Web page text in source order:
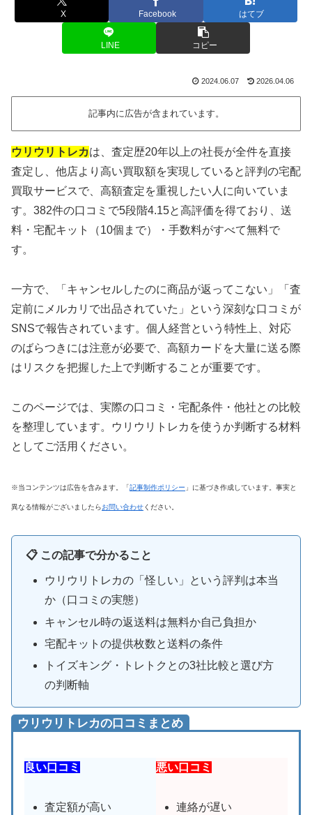
X Facebook はてブ
LINE コピー
2024.06.07 2026.04.06
記事内に広告が含まれています。
ウリウリトレカは、査定歴20年以上の社長が全件を直接
査定し、他店より高い買取額を実現していると評判の宅配
買取サービスで、高額査定を重視したい人に向いていま
す。382件の口コミで5段階4.15と高評価を得ており、送
料・宅配キット（10個まで）・手数料がすべて無料で
す。
一方で、「キャンセルしたのに商品が返ってこない」「査
定前にメルカリで出品されていた」という深刻な口コミが
SNSで報告されています。個人経営という特性上、対応
のばらつきには注意が必要で、高額カードを大量に送る際
はリスクを把握した上で判断することが重要です。
このページでは、実際の口コミ・宅配条件・他社との比較
を整理しています。ウリウリトレカを使うか判断する材料
としてご活用ください。
※当コンテンツは広告を含みます。「記事制作ポリシー 」に基づき作成しています。事実と
異なる情報がございましたらお問い合わせください。
📋 この記事で分かること
ウリウリトレカの「怪しい」という評判は本当
か（口コミの実態）
キャンセル時の返送料は無料か自己負担か
宅配キットの提供枚数と送料の条件
トイズキング・トレトクとの3社比較と選び方
の判断軸
ウリウリトレカの口コミまとめ
良い口コミ
査定額が高い
悪い口コミ
連絡が遅い